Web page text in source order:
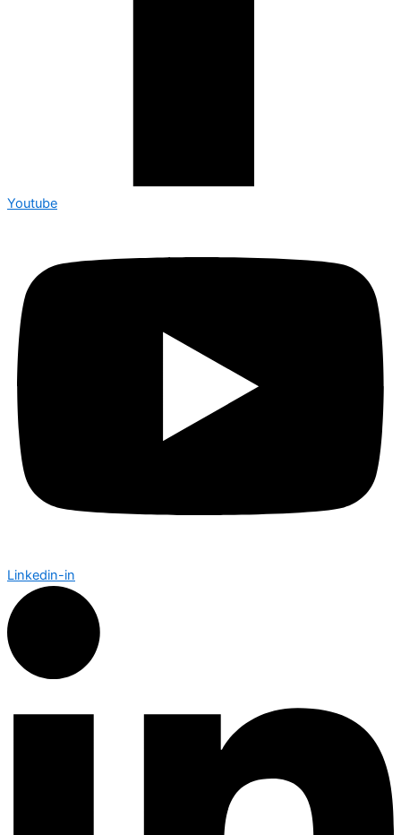
Youtube
Linkedin-in